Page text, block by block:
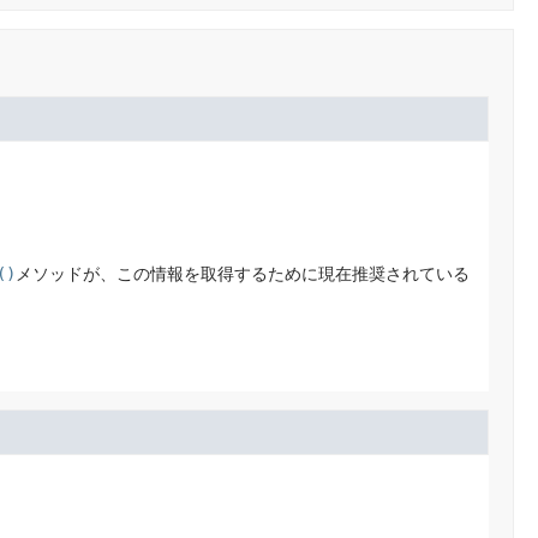
メソッドが、この情報を取得するために現在推奨されている